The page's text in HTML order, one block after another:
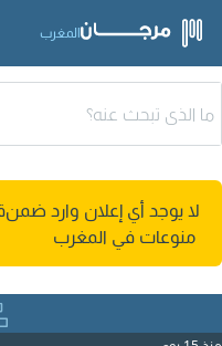
المغرب
لا يوجد أي إعلان وارد ضمن
منوعات في المغرب